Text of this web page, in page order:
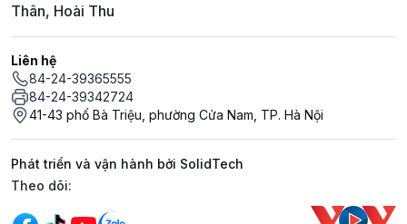
Thân, Hoài Thu
Liên hệ
84-24-39365555
84-24-39342724
41-43 phố Bà Triệu, phường Cửa Nam, TP. Hà Nội
Phát triển và vận hành bởi SolidTech
Mạng xã hội
Theo dõi: